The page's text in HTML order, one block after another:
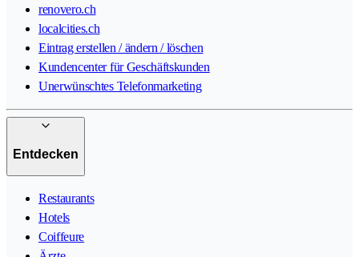
renovero.ch
localcities.ch
Eintrag erstellen / ändern / löschen
Kundencenter für Geschäftskunden
Unerwünschtes Telefonmarketing
Entdecken
Restaurants
Hotels
Coiffeure